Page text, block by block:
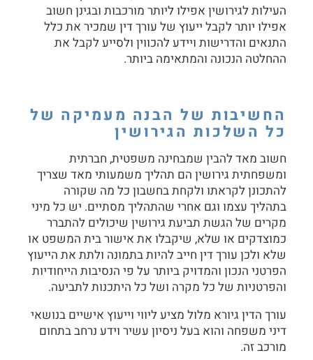
העילות לגירושין אפילו ליותר מורכבות ובגינן חשוב
אפילו יותר לקבל ייעוץ של עורך דין שמכיר את כלל
התנאים והדרישות ויידע להכווין ולסייע לקבל את
ההחלטה הנכונה והמתאימה ביותר.
החשיבות של הבנה מעמיקה של
כל השלכות הגירושין
חשוב מאד להבין שמבחינה משפטית, חברתית
ומשפחתית גירושין הם תהליך משמעותי מאד שצריך
להתכונן לקראתו ולקחת בחשבון כל מה שקורה
בתהליך עצמו וגם אחרי שהתהליך מסתיים. יש כל מיני
מקרים של הגשת תביעת גירושין שיכולים להתברר
כמוצדקים או שלא, שיקבלו את אישור בית המשפט או
שלא ולכן עורך דין חייב להיות בתמונה ולתת את הייעוץ
הפרטני הנכון והמדויק ביותר על פי הנסיבות הייחודיות
והפרטניות של כל מקרה ושל כל היתכנות לתביעה.
עורך הדין גיורא מלול מציע ליווי וייעוץ אישיים בנושאי
דיני משפחה והוא בעל ניסיון עשיר וידע נרחב בתחום
מורכב זה.